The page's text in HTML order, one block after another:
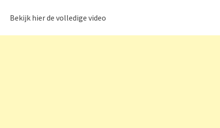
Bekijk hier de volledige video